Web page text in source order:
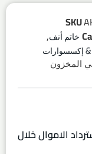
SKU
خاتم أنف,
إكسسوارات
الاموال خلال